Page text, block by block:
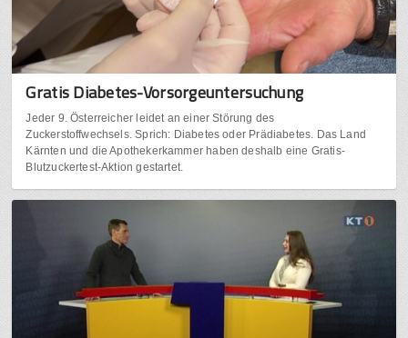
Gratis Diabetes-Vorsorgeuntersuchung
Jeder 9. Österreicher leidet an einer Störung des
Zuckerstoffwechsels. Sprich: Diabetes oder Prädiabetes. Das Land
Kärnten und die Apothekerkammer haben deshalb eine Gratis-
Blutzuckertest-Aktion gestartet.